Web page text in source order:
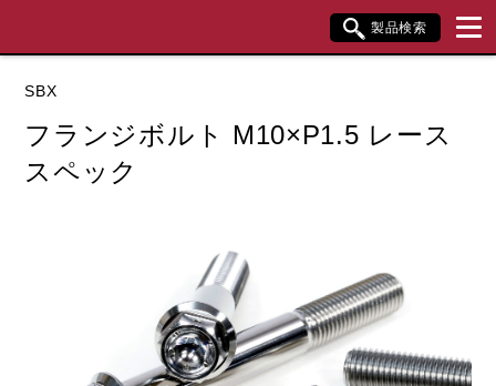
製品検索
閉じる
SBX
フランジボルト M10×P1.5 レース
スペック